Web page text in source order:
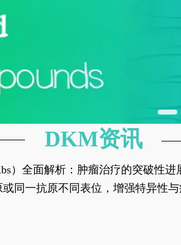
）全面解析：肿瘤治疗的突破性
同一抗原不同表位，增强特异性
DKM资讯